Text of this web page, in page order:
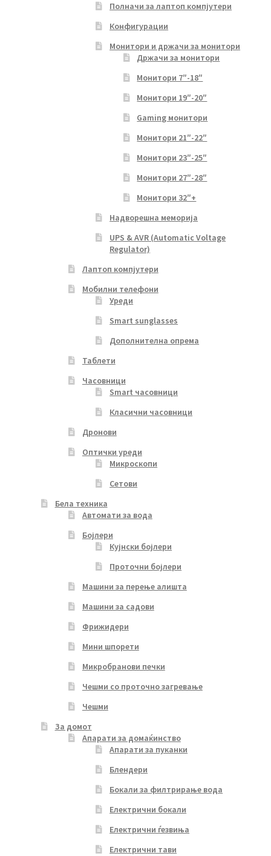
Полначи за лаптоп компјутери
Конфигурации
Монитори и држачи за монитори
Држачи за монитори
Монитори 7″-18″
Монитори 19″-20″
Gaming монитори
Монитори 21″-22″
Монитори 23″-25″
Монитори 27″-28″
Монитори 32″+
Надворешна меморија
UPS & AVR (Automatic Voltage
Regulator)
Лаптоп компјутери
Мобилни телефони
Уреди
Smart sunglasses
Дополнителна опрема
Таблети
Часовници
Smart часовници
Класични часовници
Дронови
Оптички уреди
Микроскопи
Сетови
Бела техника
Автомати за вода
Бојлери
Кујнски бојлери
Проточни бојлери
Машини за перење алишта
Машини за садови
Фрижидери
Мини шпорети
Микробранови печки
Чешми со проточно загревање
Чешми
За домот
Апарати за домаќинство
Апарати за пуканки
Блендери
Бокали за филтрирање вода
Електрични бокали
Електрични ѓезвиња
Електрични тави